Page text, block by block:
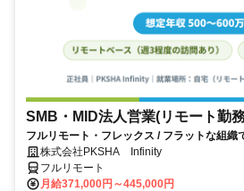
SMB・MID法人営業(リモート勤
フルリモート・フレックス / フラットな組織
株式会社PKSHA Infinity
フルリモート
月給371,000円～445,000円